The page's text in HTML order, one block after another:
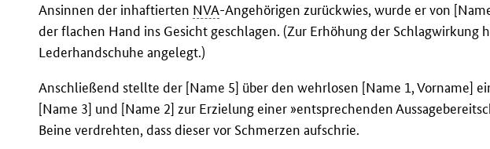
Ansinnen der inhaftierten NVA-Angehörigen zurückwies, wurde er von
der flachen Hand ins Gesicht geschlagen. (Zur Erhöhung der Schlagwirkung
Lederhandschuhe angelegt.)
Anschließend stellte der [Name 5] über den wehrlosen [Name 1, Vorname]
[Name 3] und [Name 2] zur Erzielung einer »entsprechenden
Beine verdrehten, dass dieser vor Schmerzen aufschrie.